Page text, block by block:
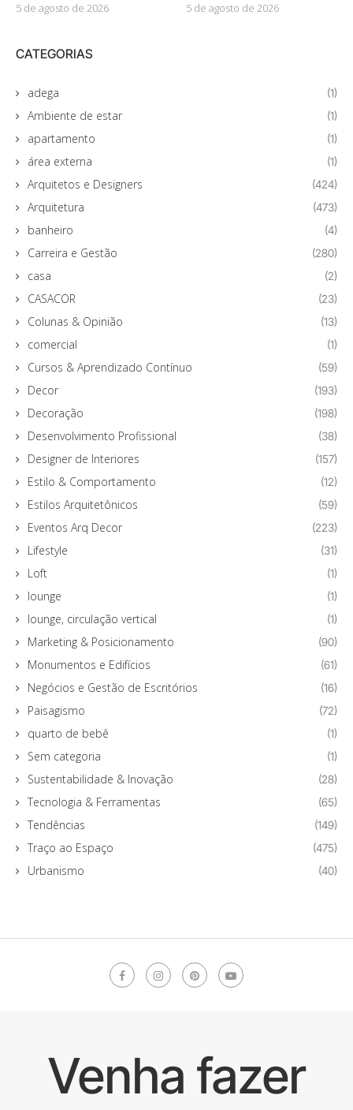
5 de agosto de 2026 5 de agosto de 2026
CATEGORIAS
adega (1)
Ambiente de estar (1)
apartamento (1)
área externa (1)
Arquitetos e Designers (424)
Arquitetura (473)
banheiro (4)
Carreira e Gestão (280)
casa (2)
CASACOR (23)
Colunas & Opinião (13)
comercial (1)
Cursos & Aprendizado Contínuo (59)
Decor (193)
Decoração (198)
Desenvolvimento Profissional (38)
Designer de Interiores (157)
Estilo & Comportamento (12)
Estilos Arquitetônicos (59)
Eventos Arq Decor (223)
Lifestyle (31)
Loft (1)
lounge (1)
lounge, circulação vertical (1)
Marketing & Posicionamento (90)
Monumentos e Edifícios (61)
Negócios e Gestão de Escritórios (16)
Paisagismo (72)
quarto de bebê (1)
Sem categoria (1)
Sustentabilidade & Inovação (28)
Tecnologia & Ferramentas (65)
Tendências (149)
Traço ao Espaço (475)
Urbanismo (40)
Venha fazer